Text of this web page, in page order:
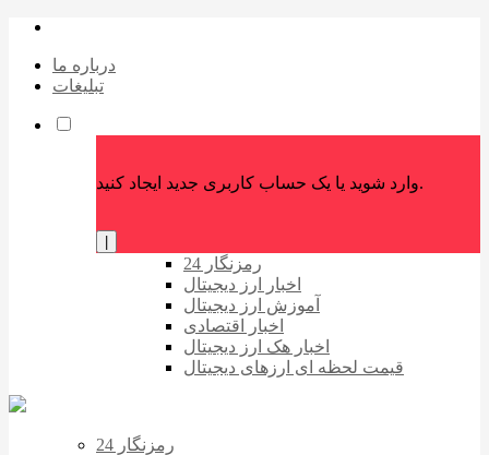
درباره ما
تبلیغات
وارد شوید یا یک حساب کاربری جدید ایجاد کنید.
رمزنگار 24
اخبار ارز دیجیتال
آموزش ارز دیجیتال
اخبار اقتصادی
اخبار هک ارز دیجیتال
قیمت لحظه ای ارزهای دیجیتال
رمزنگار 24